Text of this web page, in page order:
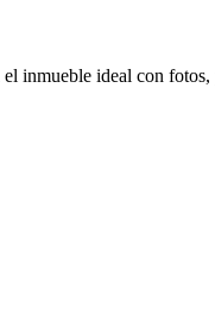
inmueble ideal con